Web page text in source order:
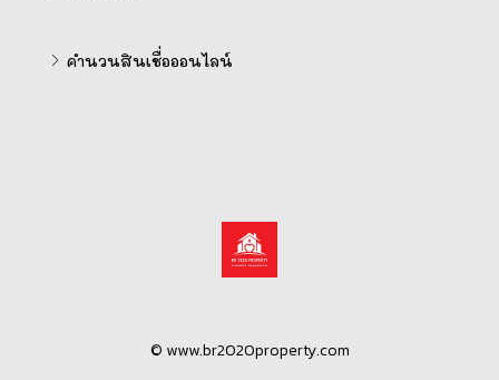
คำนวนสินเชื่อออนไลน์
© www.br2020property.com